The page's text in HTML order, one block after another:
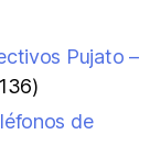
Pujato –
de